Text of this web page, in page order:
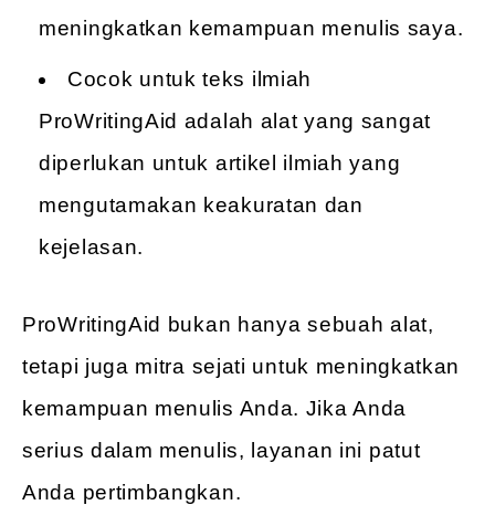
meningkatkan kemampuan menulis saya.
Cocok untuk teks ilmiah
ProWritingAid adalah alat yang sangat
diperlukan untuk artikel ilmiah yang
mengutamakan keakuratan dan
kejelasan.
ProWritingAid bukan hanya sebuah alat,
tetapi juga mitra sejati untuk meningkatkan
kemampuan menulis Anda. Jika Anda
serius dalam menulis, layanan ini patut
Anda pertimbangkan.